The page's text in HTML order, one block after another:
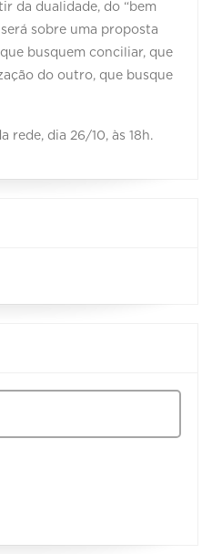
da dualidade, do “bem
sobre uma proposta
busquem conciliar, que
do outro, que busque
rede, dia 26/10, às 18h.